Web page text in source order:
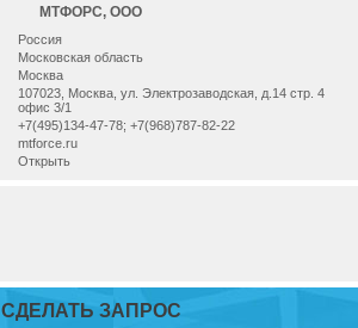
МТФОРС, ООО
Россия
Московская область
Москва
107023, Москва, ул. Электрозаводская, д.14 стр. 4
офис 3/1
+7(495)134-47-78; +7(968)787-82-22
mtforce.ru
Открыть
СДЕЛАТЬ ЗАПРОС